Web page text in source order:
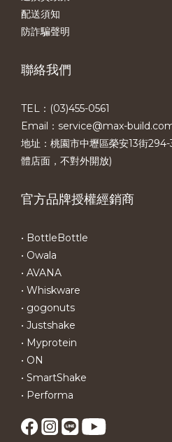
配送須知
防詐騙聲明
聯絡我們
TEL：(03)455-0561​
Email：service@max-
地址：桃園市中壢區榮安13街
體店面，不對外開放)
官方品牌授權經銷商
• BottleBottle
• Owala
• AVANA
• Whiskware
• gogonuts
• Justshake
• Myprotein
• ON
• SmartShake
• Performa